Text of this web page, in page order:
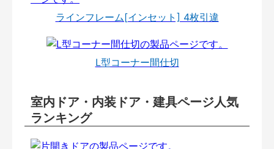
ラインフレーム[インセット] 4枚引違
L型コーナー間仕切
室内ドア・内装ドア・建具ページ人気
ランキング